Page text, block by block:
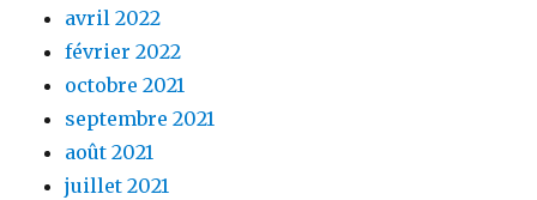
avril 2022
février 2022
octobre 2021
septembre 2021
août 2021
juillet 2021